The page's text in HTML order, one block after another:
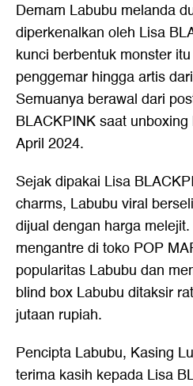
Demam Labubu melanda
diperkenalkan oleh Lisa
kunci berbentuk monster
penggemar hingga artis
Semuanya berawal dari
BLACKPINK saat
April 2024.
Sejak dipakai Lisa
charms, Labubu viral
dijual dengan harga
mengantre di toko POP
popularitas Labubu dan
blind box Labubu ditaksir
jutaan rupiah.
Pencipta Labubu, Kasing
terima kasih kepada Lisa